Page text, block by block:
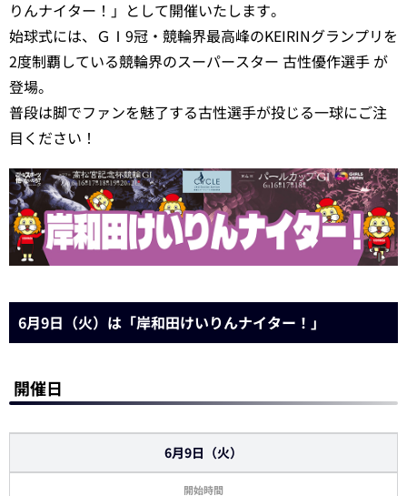
りんナイター！」として開催いたします。
始球式には、ＧⅠ9冠・競輪界最高峰のKEIRINグランプリを
2度制覇している競輪界のスーパースター 古性優作選手 が
登場。
普段は脚でファンを魅了する古性選手が投じる一球にご注
目ください！
6月9日（火）は「岸和田けいりんナイター！」
開催日
6月9日（火）